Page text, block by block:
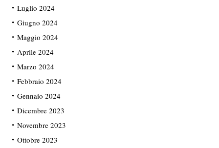
Luglio 2024
Giugno 2024
Maggio 2024
Aprile 2024
Marzo 2024
Febbraio 2024
Gennaio 2024
Dicembre 2023
Novembre 2023
Ottobre 2023